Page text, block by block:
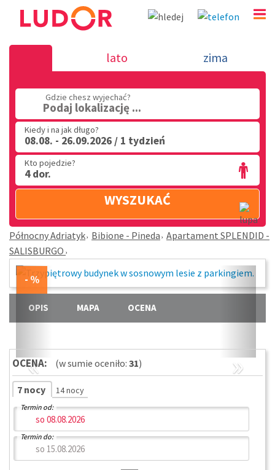
Apartament SPLENDID - SALISBURGO - Bibione -
Północny Adriatyk
lato zima
Gdzie chesz wyjechać?
Podaj lokalizację ...
Kiedy i na jak długo?
08.08. - 26.09.2026 / 1 tydzień
Kto pojedzie?
4 dor.
WYSZUKAĆ
Północny Adriatyk Bibione - Pineda Apartament SPLENDID -
SALISBURGO
« »
OPIS MAPA OCENA
OCENA: (w sumie oceniło: 31)
7 nocy 14 nocy
Termin od:
Termin do: